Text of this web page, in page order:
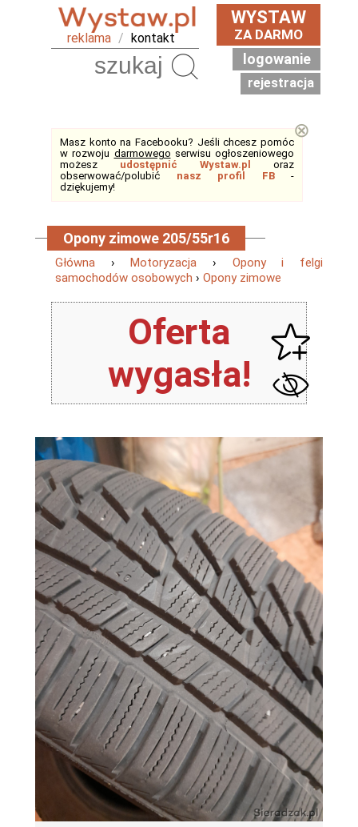
reklama / kontakt
WYSTAW
ZA DARMO
logowanie
rejestracja
Masz konto na Facebooku? Jeśli chcesz pomóc
w rozwoju darmowego serwisu ogłoszeniowego
możesz udostępnić Wystaw.pl
oraz
obserwować/polubić nasz profil FB-
dziękujemy!
⊗
Opony zimowe 205/55r16
Główna ›Motoryzacja › Opony i felgi
samochodów osobowych › Opony zimowe
Oferta
wygasła!